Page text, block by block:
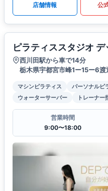
店舗情報 公
ピラティススタジオ
西川田駅から車で14分
栃木県宇都宮市峰1ー15ー6
マシンピラティス パーソナルピ
ウォーターサーバー
トレーナー
営業時間
9:00〜18:00